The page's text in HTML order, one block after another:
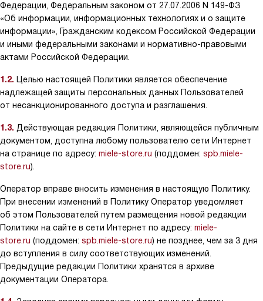
Федерации, Федеральным законом от 27.07.2006 N 149-ФЗ
«Об информации, информационных технологиях и о защите
информации», Гражданским кодексом Российской Федерации
и иными федеральными законами и нормативно-правовыми
актами Российской Федерации.
1.2. Целью настоящей Политики является обеспечение
надлежащей защиты персональных данных Пользователей
от несанкционированного доступа и разглашения.
1.3. Действующая редакция Политики, являющейся публичным
документом, доступна любому пользователю сети Интернет
на странице по адресу: miele-store.ru (поддомен: spb.miele-
store.ru).
Оператор вправе вносить изменения в настоящую Политику.
При внесении изменений в Политику Оператор уведомляет
об этом Пользователей путем размещения новой редакции
Политики на сайте в сети Интернет по адресу: miele-
store.ru (поддомен: spb.miele-store.ru) не позднее, чем за 3 дня
до вступления в силу соответствующих изменений.
Предыдущие редакции Политики хранятся в архиве
документации Оператора.